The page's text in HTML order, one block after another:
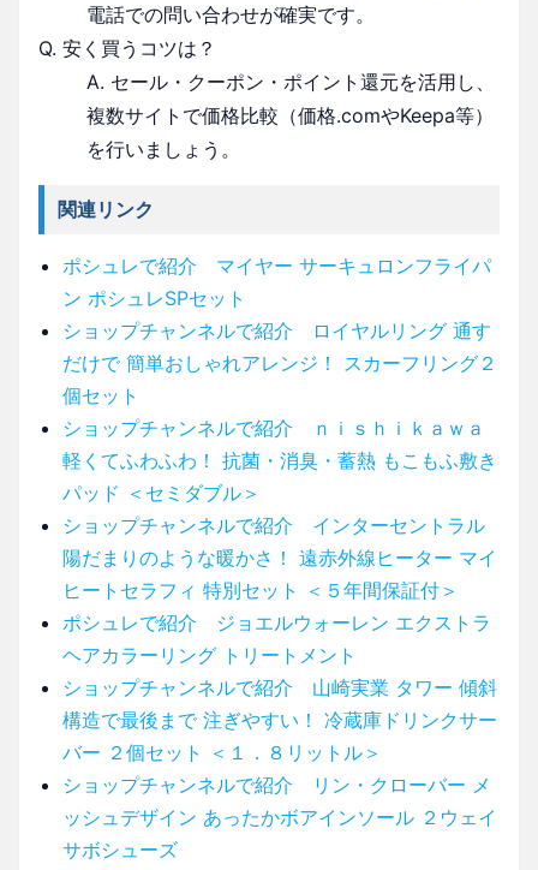
電話での問い合わせが確実です。
Q. 安く買うコツは？
A. セール・クーポン・ポイント還元を活用し、
複数サイトで価格比較（価格.comやKeepa等）
を行いましょう。
関連リンク
ポシュレで紹介 マイヤー サーキュロンフライパ
ン ポシュレSPセット
ショップチャンネルで紹介 ロイヤルリング 通す
だけで 簡単おしゃれアレンジ！ スカーフリング２
個セット
ショップチャンネルで紹介 ｎｉｓｈｉｋａｗａ
軽くてふわふわ！ 抗菌・消臭・蓄熱 もこもふ敷き
パッド ＜セミダブル＞
ショップチャンネルで紹介 インターセントラル
陽だまりのような暖かさ！ 遠赤外線ヒーター マイ
ヒートセラフィ 特別セット ＜５年間保証付＞
ポシュレで紹介 ジョエルウォーレン エクストラ
ヘアカラーリング トリートメント
ショップチャンネルで紹介 山崎実業 タワー 傾斜
構造で最後まで 注ぎやすい！ 冷蔵庫ドリンクサー
バー ２個セット ＜１．８リットル＞
ショップチャンネルで紹介 リン・クローバー メ
ッシュデザイン あったかボアインソール ２ウェイ
サボシューズ